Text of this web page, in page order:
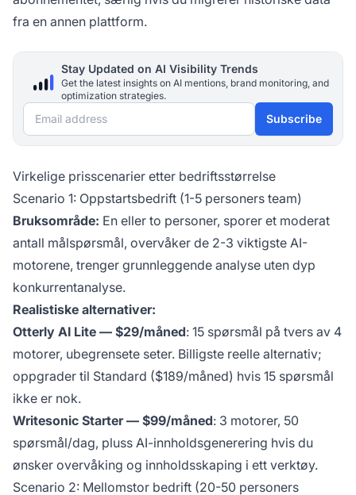
fra en annen plattform.
Stay Updated on AI Visibility Trends
Get the latest insights on AI mentions, brand monitoring, and
optimization strategies.
Email address Subscribe
Virkelige prisscenarier etter bedriftsstørrelse
Scenario 1: Oppstartsbedrift (1-5 personers team)
Bruksområde: En eller to personer, sporer et moderat
antall målspørsmål, overvåker de 2-3 viktigste AI-
motorene, trenger grunnleggende analyse uten dyp
konkurrentanalyse.
Realistiske alternativer:
Otterly AI Lite — $29/måned: 15 spørsmål på tvers av 4
motorer, ubegrensete seter. Billigste reelle alternativ;
oppgrader til Standard ($189/måned) hvis 15 spørsmål
ikke er nok.
Writesonic Starter — $99/måned: 3 motorer, 50
spørsmål/dag, pluss AI-innholdsgenerering hvis du
ønsker overvåking og innholdsskaping i ett verktøy.
Scenario 2: Mellomstor bedrift (20-50 personers